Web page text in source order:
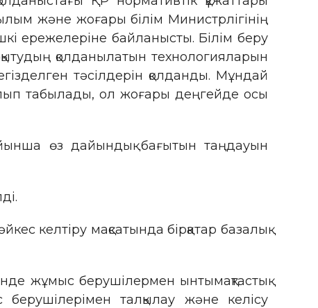
және жоғары білім Министрлігінің
ережелеріне байланысты. Білім беру
қолданылатын технологияларын
тәсілдерін қолданды. Мұндай
табылады, ол жоғары деңгейде осы
өз дайындық бағытын таңдауын
келтіру мақсатында бірқатар базалық
жұмыс берушілермен ынтымақтастық
талқылау және келісу